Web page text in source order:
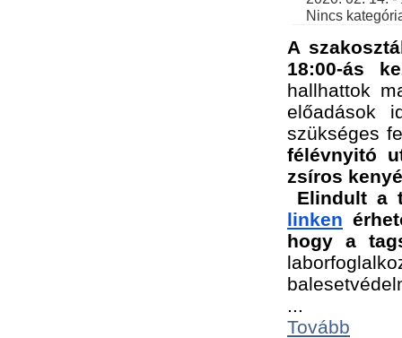
Nincs
A
18:00-ás
hallhattok
előadások
szükséges
félévnyitó
zsíros
Elindult a
linken
hogy a
Tovább